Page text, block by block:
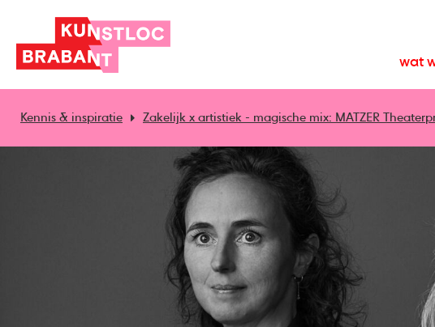
wat
Kennis & inspiratie Zakelijk x artistiek - magische mix: MATZER